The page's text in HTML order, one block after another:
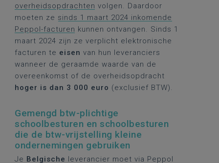
overheidsopdrachten volgen. Daardoor
moeten ze sinds 1 maart 2024 inkomende
Peppol-facturen kunnen ontvangen. Sinds 1
maart 2024 zijn ze verplicht elektronische
facturen te eisen van hun leveranciers
wanneer de geraamde waarde van de
overeenkomst of de overheidsopdracht
hoger is dan 3 000 euro (exclusief BTW).
Gemengd btw-plichtige
schoolbesturen en schoolbesturen
die de btw-vrijstelling kleine
ondernemingen gebruiken
Je Belgische leverancier moet via Peppol